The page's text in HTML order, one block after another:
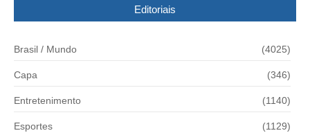
Editoriais
Brasil / Mundo (4025)
Capa (346)
Entretenimento (1140)
Esportes (1129)